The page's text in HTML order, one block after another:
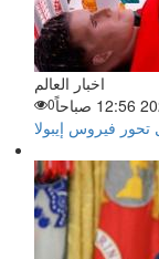
اخبار العالم
0
فيروس إيبولا